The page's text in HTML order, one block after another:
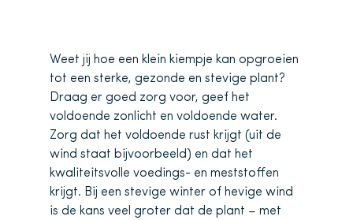
Weet jij hoe een klein kiempje kan opgroeien
tot een sterke, gezonde en stevige plant?
Draag er goed zorg voor, geef het
voldoende zonlicht en voldoende water.
Zorg dat het voldoende rust krijgt (uit de
wind staat bijvoorbeeld) en dat het
kwaliteitsvolle voedings- en meststoffen
krijgt. Bij een stevige winter of hevige wind
is de kans veel groter dat de plant – met